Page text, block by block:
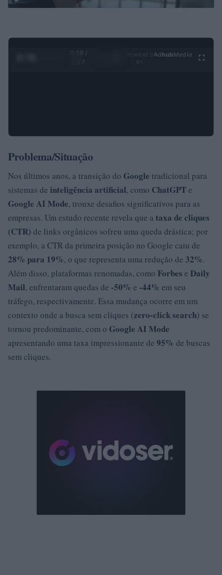
0:29 /
4:27
Ad hubMedia
Problema/Situação
Nos últimos anos, a transição do Google tradicional para
sistemas de inteligência artificial, como ChatGPTe
Google AI Mode, trouxe desafios significativos para as
empresas. Um estudo recente revela que a taxa de cliques
(CTR) de links orgânicos sofreu uma queda drástica; por
exemplo, a CTR da primeira posição no Google caiu de
28% para 19%, o que representa uma redução de 32%.
Além disso, plataformas renomadas, como Forbes e Daily
Mail, enfrentaram quedas de -50% e -44% em seu
tráfego, respectivamente. Essa mudança ocorre em um
contexto onde a busca sem cliques (zero-click search) se
tornou predominante, com o Google AI Mode
apresentando uma taxa impressionante de 95% de buscas
sem cliques.